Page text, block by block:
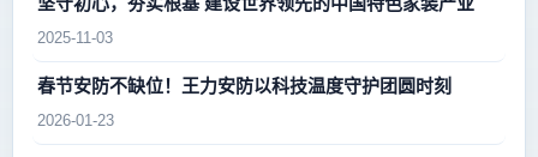
2025-11-03
春节安防不缺位！王力安防以科技温度守护团圆时刻
2026-01-23